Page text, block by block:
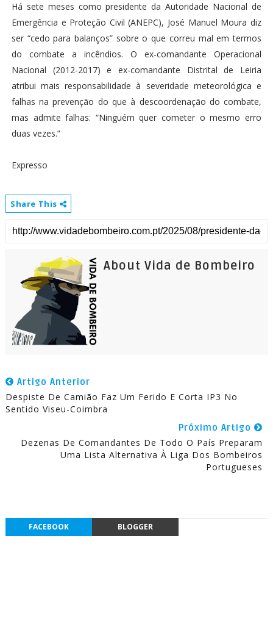
Há sete meses como presidente da Autoridade Nacional de
Emergência e Proteção Civil (ANEPC), José Manuel Moura diz
ser “cedo para balanços” sobre o que correu mal em termos
do combate a incêndios. O ex-comandante Operacional
Nacional (2012-2017) e ex-comandante Distrital de Leiria
atribui mais responsabilidade à severidade meteorológica e
falhas na prevenção do que à descoordenação do combate,
mas admite falhas: “Ninguém quer cometer o mesmo erro
duas vezes.”
Expresso
Share This
About Vida de Bombeiro
Artigo Anterior
Despiste De Camião Faz Um Ferido E Corta IP3 No
Sentido Viseu-Coimbra
Próximo Artigo
Dezenas De Comandantes De Todo O País Preparam
Uma Lista Alternativa À Liga Dos Bombeiros
Portugueses
FACEBOOK BLOGGER